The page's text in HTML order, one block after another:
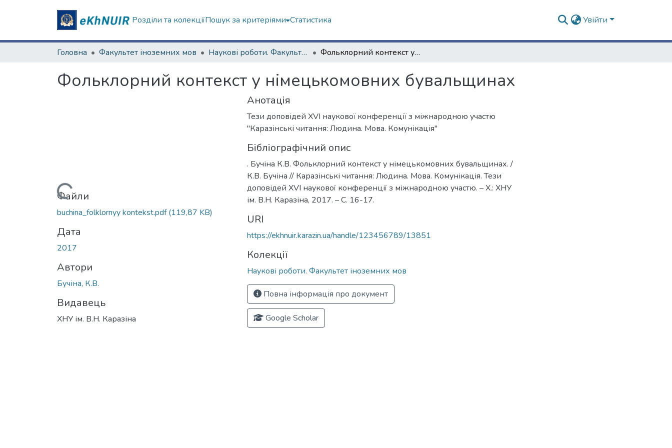
Розділи та колекціїПошук за критеріями Статистика Увійти
Головна Факультет іноземних мов Наукові роботи. Факультет іноземних мов Фольклорний контекст у німецькомовних бувальщинах
Фольклорний контекст у німецькомовних бувальщинах
Вантажиться...
Файли
buchina_folklornyy kontekst.pdf(119,87 KB)
Дата
2017
Автори
Бучіна, К.В.
Видавець
ХНУ ім. В.Н. Каразіна
Анотація
Тези доповідей ХVІ наукової конференції з міжнародною участю
"Каразінські читання: Людина. Мова. Комунікація"
Бібліографічний опис
. Бучіна К.В. Фольклорний контекст у німецькомовних бувальщинах. /
К.В. Бучіна // Каразінські читання: Людина. Мова. Комунікація. Тези
доповідей ХVІ наукової конференції з міжнародною участю. – Х.: ХНУ
ім. В.Н. Каразіна, 2017. – С. 16-17.
URI
https://ekhnuir.karazin.ua/handle/123456789/13851
Колекції
Наукові роботи. Факультет іноземних мов
Повна інформація про документ
Google Scholar